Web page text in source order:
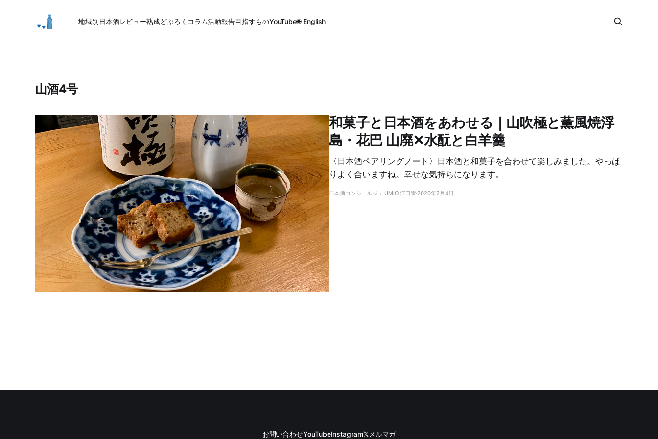
地域別日本酒レビュー熟成どぶろく コラム活動報告目指すものYouTube🌐 English
山酒4号
和菓子と日本酒をあわせる｜山吹極と薫風焼浮
島・花巴 山廃✕水酛と白羊羹
〈日本酒ペアリングノート〉日本酒と和菓子を合わせて楽しみました。やっぱ
りよく合いますね。幸せな気持ちになります。
日本酒コンシェルジュ UMIO 江口崇 2020年2月4日
お問い合わせYouTubeInstagram𝕏 メルマガ